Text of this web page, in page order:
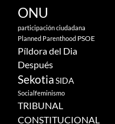
ONU
participación ciudadana
Planned Parenthood PSOE
Píldora del Dia
Después
SekotiaSIDA
Socialfeminismo
TRIBUNAL
CONSTITUCIONAL